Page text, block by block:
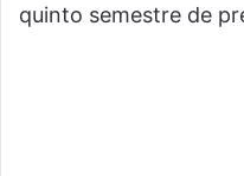
quinto semestre de